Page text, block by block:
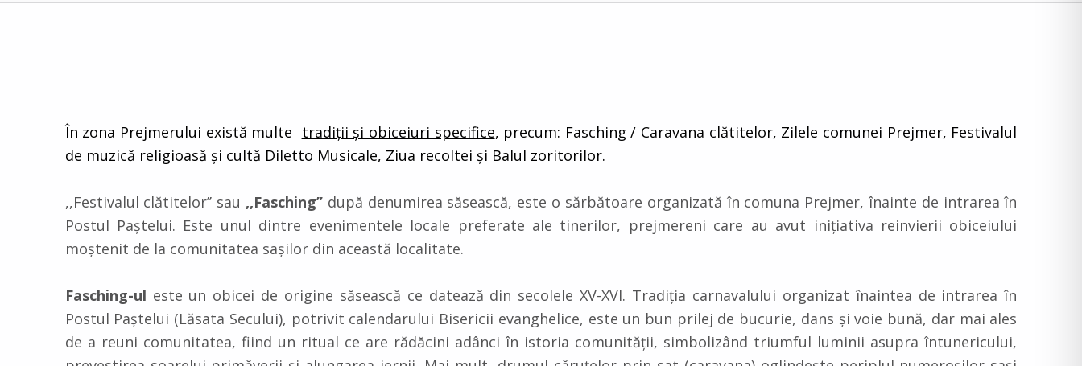
În zona Prejmerului există multe tradiţii şi obiceiuri specifice, precum: Fasching / Caravana clătitelor, Zilele comunei Prejmer, Festivalul
de muzică religioasă şi cultă Diletto Musicale, Ziua recoltei şi Balul zoritorilor.
,,Festivalul clătitelor’’ sau ,,Fasching’’ după denumirea săsească, este o sărbătoare organizată în comuna Prejmer, înainte de intrarea în
Postul Paştelui. Este unul dintre evenimentele locale preferate ale tinerilor, prejmereni care au avut iniţiativa reinvierii obiceiului
moştenit de la comunitatea saşilor din această localitate.
Fasching-ul este un obicei de origine săsească ce datează din secolele XV-XVI. Tradiţia carnavalului organizat înaintea de intrarea în
Postul Paştelui (Lăsata Secului), potrivit calendarului Bisericii evanghelice, este un bun prilej de bucurie, dans şi voie bună, dar mai ales
de a reuni comunitatea, fiind un ritual ce are rădăcini adânci în istoria comunităţii, simbolizând triumful luminii asupra întunericului,